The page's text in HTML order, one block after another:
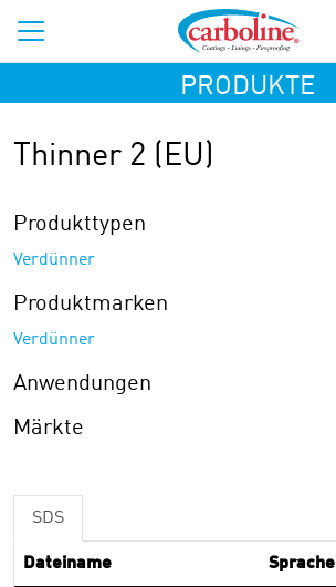
PRODUKTE
Thinner 2 (EU)
Produkttypen
Verdünner
Produktmarken
Verdünner
Anwendungen
Märkte
SDS
Dateiname Sprache